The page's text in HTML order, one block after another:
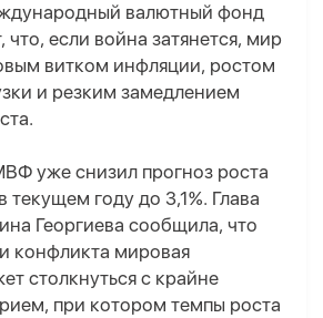
валютный фонд
что, если война затянется, мир
витком инфляции, ростом
и резким замедлением
уже снизил прогноз роста
году до 3,1%. Глава
Георгиева сообщила, что
конфликта мировая
столкнуться с крайне
при котором темпы роста